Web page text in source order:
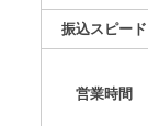
振込スピード
営業時間